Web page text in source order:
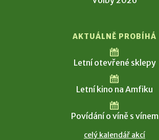
AKTUÁLNĚ PROBÍHÁ
Letní otevřené sklepy
Letní kino na Amfiku
Povídání o víně s vínem
celý kalendář akcí